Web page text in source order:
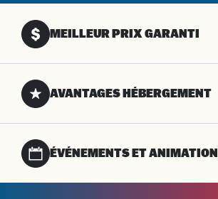
MEILLEUR PRIX GARANTI
AVANTAGES HÉBERGEMENT
ÉVÉNEMENTS ET ANIMATION